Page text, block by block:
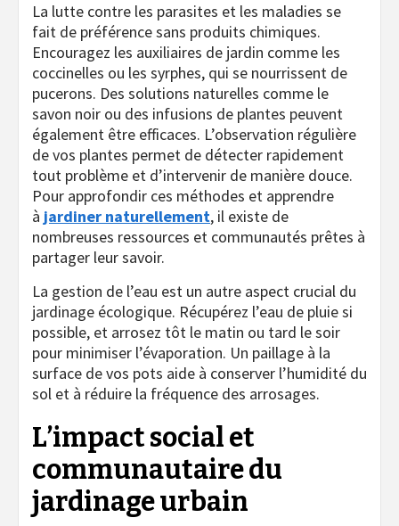
La lutte contre les parasites et les maladies se
fait de préférence sans produits chimiques.
Encouragez les auxiliaires de jardin comme les
coccinelles ou les syrphes, qui se nourrissent de
pucerons. Des solutions naturelles comme le
savon noir ou des infusions de plantes peuvent
également être efficaces. L’observation régulière
de vos plantes permet de détecter rapidement
tout problème et d’intervenir de manière douce.
Pour approfondir ces méthodes et apprendre
à jardiner naturellement, il existe de
nombreuses ressources et communautés prêtes à
partager leur savoir.
La gestion de l’eau est un autre aspect crucial du
jardinage écologique. Récupérez l’eau de pluie si
possible, et arrosez tôt le matin ou tard le soir
pour minimiser l’évaporation. Un paillage à la
surface de vos pots aide à conserver l’humidité du
sol et à réduire la fréquence des arrosages.
L’impact social et
communautaire du
jardinage urbain